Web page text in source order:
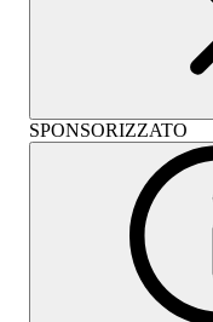
SPONSORIZZATO